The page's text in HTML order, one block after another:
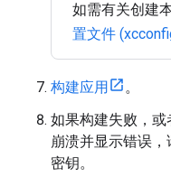
如需有关创建
置文件
构建应用
。
如果构建失败，
崩溃并显示错误
密钥。